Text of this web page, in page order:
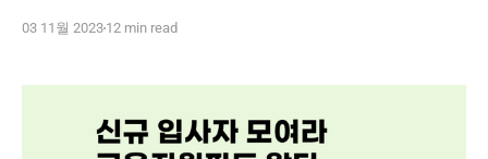
고 있을까요 ? * 제품이 고객을 만나기까지 어떤 과정을 거
여있는지 품질혁신실 '응용검증팀'과 인터뷰를
03 11월 2023 12 min read